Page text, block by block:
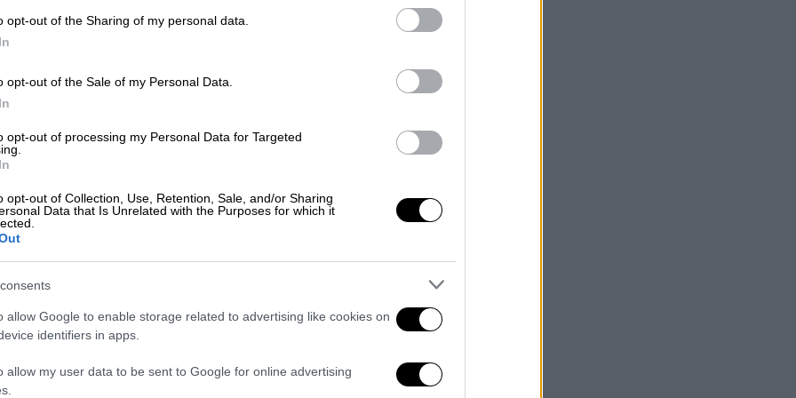
opt-out of the Sharing of my personal data.
opt-out of the Sale of my Personal Data.
opt-out of processing my Personal Data for Targeted
opt-out of Collection, Use, Retention, Sale, and/or Sharing
Data that Is Unrelated with the Purposes for which it
allow Google to enable storage related to advertising like cookies on
identifiers in apps.
allow my user data to be sent to Google for online advertising
Παρέπεμψαν την υπόθεση σε Εφετειο
Η συνομωσία της κασέτας στην
με προσωπικές στιγμές και ο
Ραγδαίες εξελίξεις στη γειτονική
χώρα
Ραγδαίες εξελίξεις την Τουρκία: